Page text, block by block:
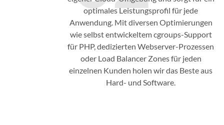
optimales Leistungsprofil für jede
Anwendung. Mit diversen Optimierungen
wie selbst entwickeltem cgroups-Support
für PHP, dedizierten Webserver-Prozessen
oder Load Balancer Zones für jeden
einzelnen Kunden holen wir das Beste aus
Hard- und Software.